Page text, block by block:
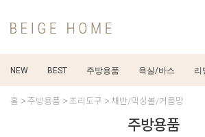
NEW BEST 주방용품 욕실/바스 리
홈 주방용품 조리도구 채반/믹싱볼/거름망
주방용품